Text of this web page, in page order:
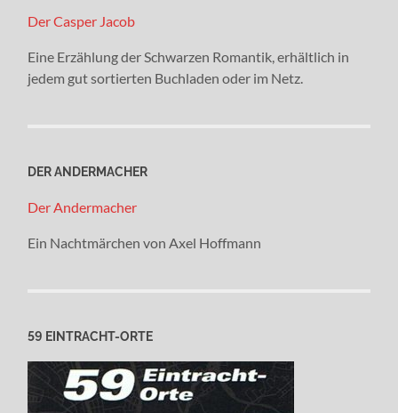
Der Casper Jacob
Eine Erzählung der Schwarzen Romantik, erhältlich in
jedem gut sortierten Buchladen oder im Netz.
DER ANDERMACHER
Der Andermacher
Ein Nachtmärchen von Axel Hoffmann
59 EINTRACHT-ORTE